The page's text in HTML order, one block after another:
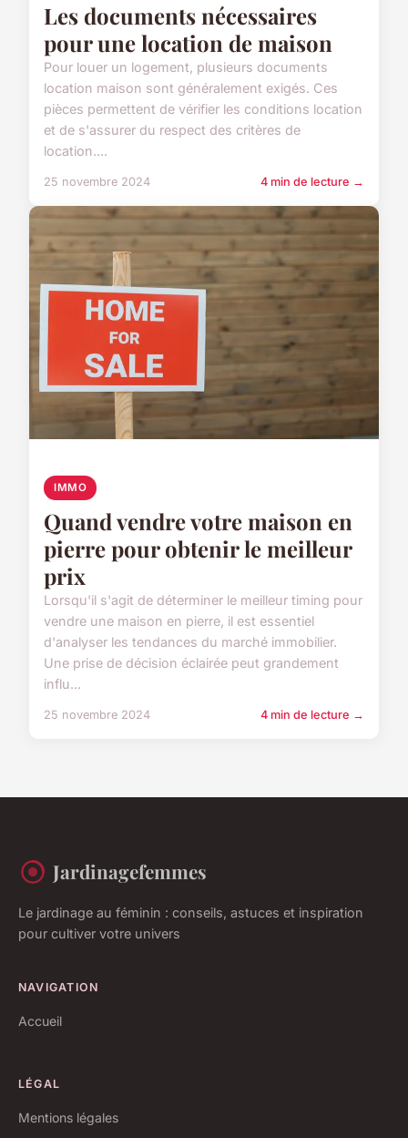
Les documents nécessaires
pour une location de maison
Pour louer un logement, plusieurs documents
location maison sont généralement exigés. Ces
pièces permettent de vérifier les conditions location
et de s'assurer du respect des critères de
location....
25 novembre 2024 4 min de lecture →
IMMO
Quand vendre votre maison en
pierre pour obtenir le meilleur
prix
Lorsqu'il s'agit de déterminer le meilleur timing pour
vendre une maison en pierre, il est essentiel
d'analyser les tendances du marché immobilier.
Une prise de décision éclairée peut grandement
influ...
25 novembre 2024 4 min de lecture →
Jardinagefemmes
Le jardinage au féminin : conseils, astuces et inspiration
pour cultiver votre univers
NAVIGATION
Accueil
LÉGAL
Mentions légales